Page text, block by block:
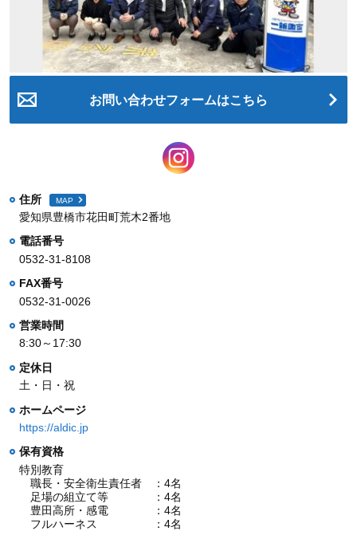
お問い合わせフォームはこちら
住所 MAP
愛知県豊橋市花田町荒木2番地
電話番号
0532-31-8108
FAX番号
0532-31-0026
営業時間
8:30～17:30
定休日
土・日・祝
ホームページ
https://aldic.jp
保有資格
特別教育
職長・安全衛生責任者 ：4名
足場の組立て等 ：4名
豊田高所・感電 ：4名
フルハーネス ：4名